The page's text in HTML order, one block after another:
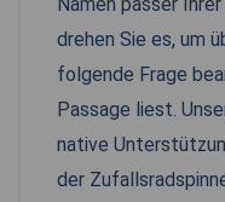
drehen Sie es, um
folgende Frage
Passage liest.
native
der